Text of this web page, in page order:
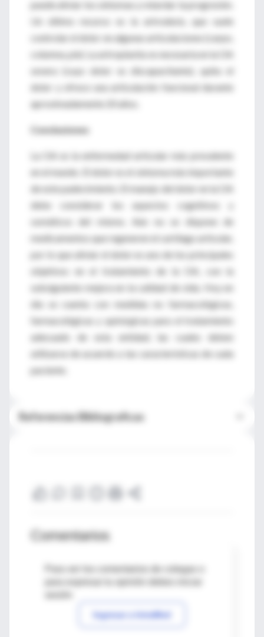
puede aliviar los síntomas y retardar la progresión.
Un último recurso es la artrodesis, que suele
controlar el dolor en algunas articulaciones (carpo,
columna, pie). La artroplastia es necesaria en la OA
severa (cuyo dolor es discapacitante), quita el
dolor y ofrece una articulación funcional durante
aproximadamente 20 años.
Conclusiones
La OA es la enfermedad articular más prevalente
en el mundo. El dolor es el síntoma más importante
de este padecimiento. El manejo del dolor en la OA
debe considerar los aspectos cognitivos y
somáticos del mismo. Aún no se dispone de
medicamentos que regeneren el cartílago articular,
por lo que aliviar el dolor es uno de los principales
objetivos en el tratamiento de la OA, con la
subsiguiente mejora en la calidad de vida. Hoy en
día se cuenta con medidas no farmacológicas,
farmacológicas y quirúrgicas para el tratamiento
adecuado de esta entidad, las cuales deben
utilizarse de acuerdo a las características de cada
paciente.
Referencias Bibliograficas
Comentarios
Para ver los comentarios de colegas o
Ingresar a IntraMed